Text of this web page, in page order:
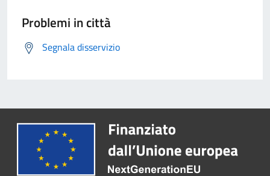
Problemi in città
Segnala disservizio